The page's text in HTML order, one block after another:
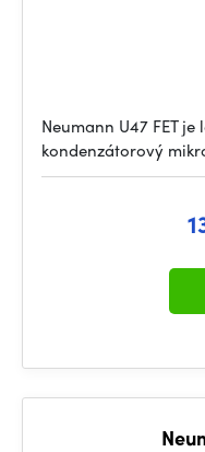
Neumann U47 FET
kondenzátorový